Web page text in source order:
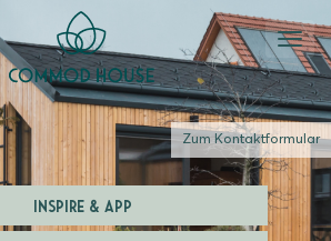
INSPIRE & APP
Zum Kontaktformular